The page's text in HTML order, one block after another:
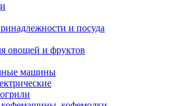
и посуда
овощей и фруктов
машины